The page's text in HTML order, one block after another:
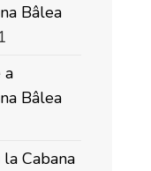
Bâlea
a
Bâlea
Cabana